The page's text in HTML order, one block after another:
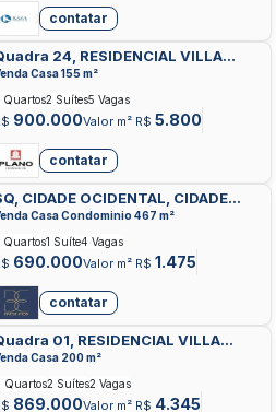
contatar
24, RESIDENCIAL VILLA
CIDADE OCIDENTAL
Casa 155 m²
900.000Valor m² R$ 5.800
Quartos2 Suítes5 Vagas
contatar
CIDADE OCIDENTAL, CIDADE
Casa Condominio 467 m²
690.000Valor m² R$ 1.475
Quartos1 Suíte4 Vagas
contatar
01, RESIDENCIAL VILLA
CIDADE OCIDENTAL
Casa 200 m²
869.000Valor m² R$ 4.345
Quartos2 Suítes2 Vagas